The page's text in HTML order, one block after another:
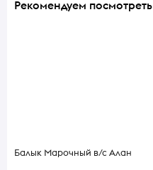
Рекомендуем посмотреть
Балык Марочный в/с Алан